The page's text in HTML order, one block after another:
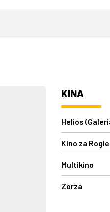
KINA
Helios
Kino za
Multikino
Zorza